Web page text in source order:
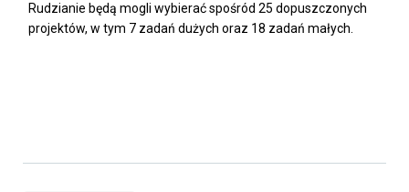
Rudzianie będą mogli wybierać spośród 25 dopuszczonych
projektów, w tym 7 zadań dużych oraz 18 zadań małych.